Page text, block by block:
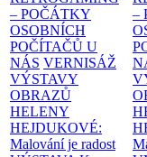
– POČÁTKY
OSOBNÍCH
POČÍTAČŮ U
NÁS VERNISÁŽ
VÝSTAVY
OBRAZŮ
HELENY
HEJDUKOVÉ:
Malování je radost
–